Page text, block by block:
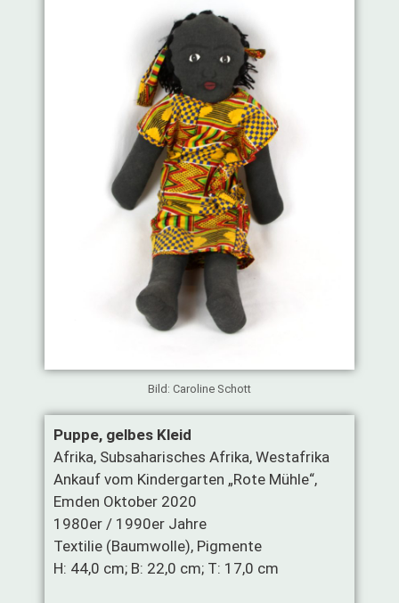
Bild: Caroline Schott
Puppe, gelbes Kleid
Afrika, Subsaharisches Afrika, Westafrika
Ankauf vom Kindergarten „Rote Mühle“,
Emden Oktober 2020
1980er / 1990er Jahre
Textilie (Baumwolle), Pigmente
H: 44,0 cm; B: 22,0 cm; T: 17,0 cm